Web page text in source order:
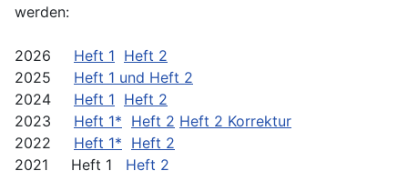
werden:
2026 Heft 1 Heft 2
2025 Heft 1 und Heft 2
2024 Heft 1 Heft 2
2023 Heft 1* Heft 2 Heft 2 Korrektur
2022 Heft 1* Heft 2
2021 Heft 1 Heft 2